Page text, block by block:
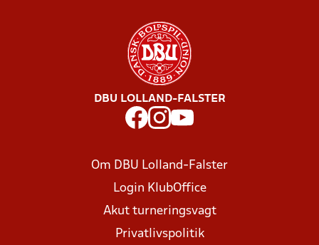
DBU LOLLAND-FALSTER
Om DBU Lolland-Falster
Login KlubOffice
Akut turneringsvagt
Privatlivspolitik